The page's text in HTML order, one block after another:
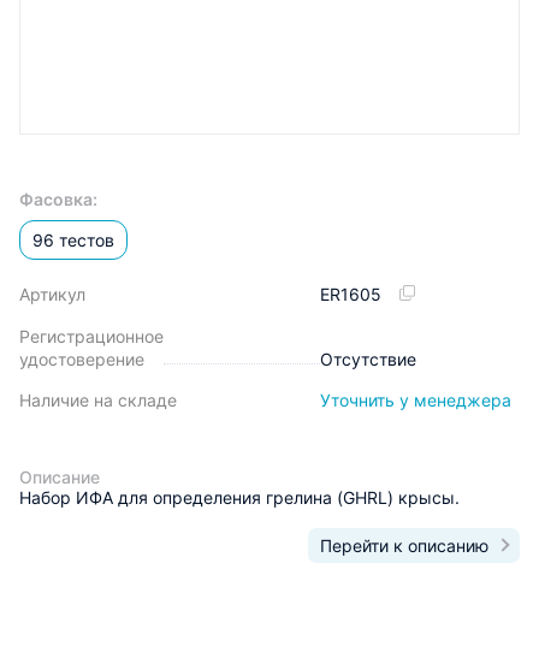
Фасовка:
96 тестов
Артикул ER1605
Регистрационное
удостоверение
Отсутствие
Наличие на складе Уточнить у менеджера
Описание
Набор ИФА для определения грелина (GHRL) крысы.
Перейти к описанию